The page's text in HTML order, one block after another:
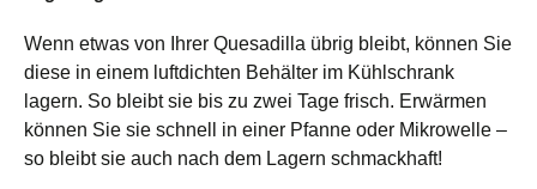
Wenn etwas von Ihrer Quesadilla übrig bleibt, können Sie
diese in einem luftdichten Behälter im Kühlschrank
lagern. So bleibt sie bis zu zwei Tage frisch. Erwärmen
können Sie sie schnell in einer Pfanne oder Mikrowelle –
so bleibt sie auch nach dem Lagern schmackhaft!